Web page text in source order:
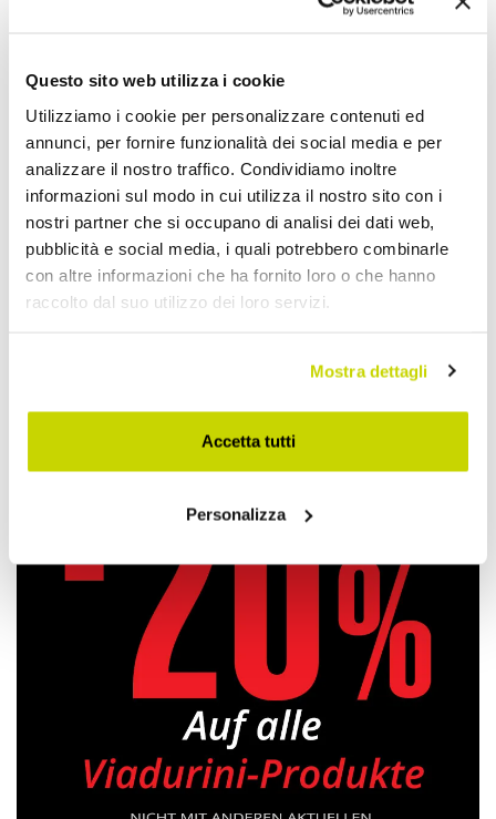
Questo sito web utilizza i cookie
Utilizziamo i cookie per personalizzare contenuti ed
annunci, per fornire funzionalità dei social media e per
analizzare il nostro traffico. Condividiamo inoltre
informazioni sul modo in cui utilizza il nostro sito con i
nostri partner che si occupano di analisi dei dati web,
pubblicità e social media, i quali potrebbero combinarle
con altre informazioni che ha fornito loro o che hanno
raccolto dal suo utilizzo dei loro servizi.
Mostra dettagli
Accetta tutti
Personalizza
Um eine Bewertung zu verfassen, müssen Sie sich
Wunschliste Schreiben Sie Ihren Beitrag Drucken
Polsterbetten